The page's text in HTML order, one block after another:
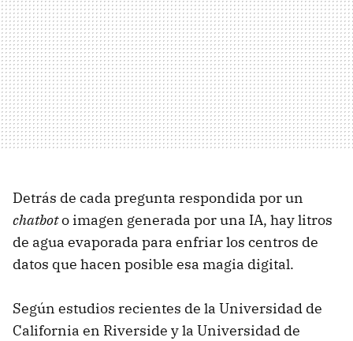
Detrás de cada pregunta respondida por un
chatboto imagen generada por una IA, hay litros
de agua evaporada para enfriar los centros de
datos que hacen posible esa magia digital.
Según estudios recientes de la Universidad de
California en Riverside y la Universidad de